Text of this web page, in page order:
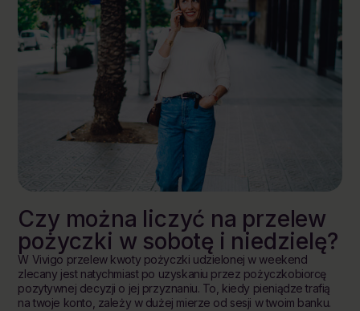
Czy można liczyć na przelew
pożyczki w sobotę i niedzielę?
W Vivigo przelew kwoty pożyczki udzielonej w weekend
zlecany jest natychmiast po uzyskaniu przez pożyczkobiorcę
pozytywnej decyzji o jej przyznaniu. To, kiedy pieniądze trafią
na twoje konto, zależy w dużej mierze od sesji w twoim banku.